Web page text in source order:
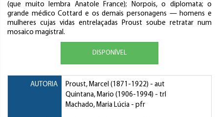
(que muito lembra Anatole France); Norpois, o diplomata; o
grande médico Cottard e os demais personagens — homens e
mulheres cujas vidas entrelaçadas Proust soube retratar num
mosaico magistral.
DISPONÍVEL
AUTORIA Proust, Marcel (1871-1922) - aut
Quintana, Mario (1906-1994) - trl
Machado, Maria Lúcia - pfr